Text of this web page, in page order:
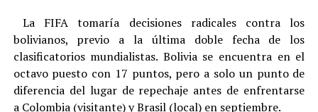
La FIFA tomaría decisiones radicales contra los
bolivianos, previo a la última doble fecha de los
clasificatorios mundialistas. Bolivia se encuentra en el
octavo puesto con 17 puntos, pero a solo un punto de
diferencia del lugar de repechaje antes de enfrentarse
a Colombia (visitante) y Brasil (local) en septiembre.